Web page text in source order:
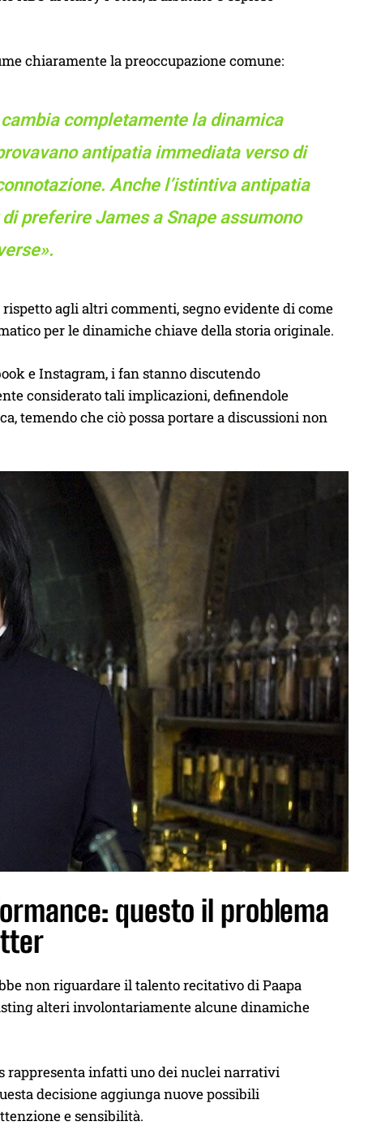
chiaramente la preoccupazione comune:
completamente la dinamica
antipatia immediata verso di
Anche l’istintiva antipatia
preferire James a Snape assumono
agli altri commenti, segno evidente di come
per le dinamiche chiave della storia originale.
e Instagram, i fan stanno discutendo
considerato tali implicazioni, definendole
temendo che ciò possa portare a discussioni non
questo il problema
non riguardare il talento recitativo di Paapa
alteri involontariamente alcune dinamiche
rappresenta infatti uno dei nuclei narrativi
decisione aggiunga nuove possibili
e sensibilità.